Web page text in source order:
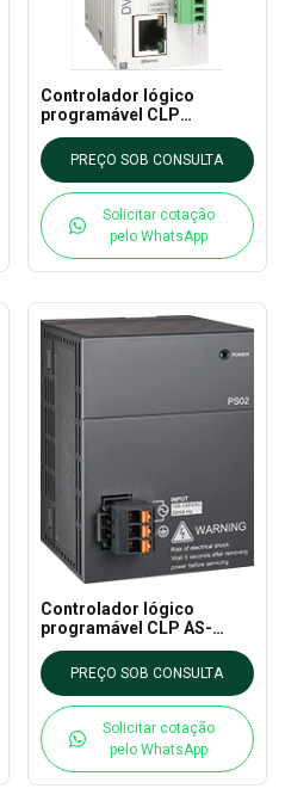
Controlador lógico
programável CLP
DVP26SE11S DELTA - DVP
- SE Network Advanced
type Slim PLC
PREÇO SOB CONSULTA
Solicitar cotação
pelo WhatsApp
Controlador lógico
programável CLP AS-
PS03C DELTA - AS CLP
EXTNPREÇO SOB CONSULTA
Solicitar cotação
pelo WhatsApp